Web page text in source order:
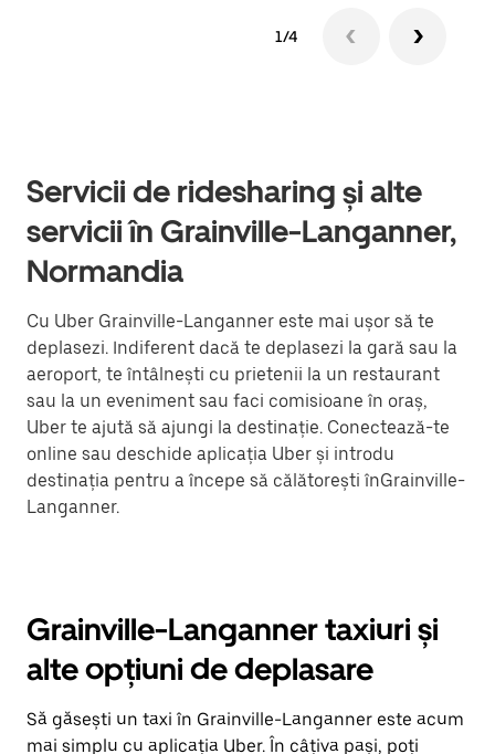
1/4
Servicii de ridesharing și alte
servicii în Grainville-Langanner,
Normandia
Cu Uber Grainville-Langanner este mai ușor să te
deplasezi. Indiferent dacă te deplasezi la gară sau la
aeroport, te întâlnești cu prietenii la un restaurant
sau la un eveniment sau faci comisioane în oraș,
Uber te ajută să ajungi la destinație. Conectează-te
online sau deschide aplicația Uber și introdu
destinația pentru a începe să călătorești înGrainville-
Langanner.
Grainville-Langanner taxiuri și
alte opțiuni de deplasare
Să găsești un taxi în Grainville-Langanner este acum
mai simplu cu aplicația Uber. În câțiva pași, poți